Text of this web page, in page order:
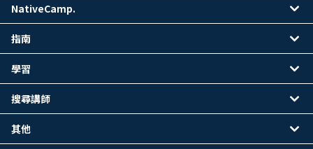
NativeCamp.
指南
學習
搜尋講師
其他